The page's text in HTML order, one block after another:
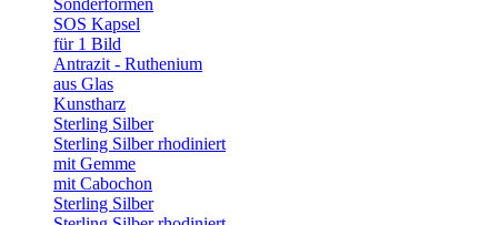
SOS Kapsel
für 1 Bild
Antrazit - Ruthenium
aus Glas
Kunstharz
Sterling Silber
Sterling Silber rhodiniert
mit Gemme
mit Cabochon
Sterling Silber